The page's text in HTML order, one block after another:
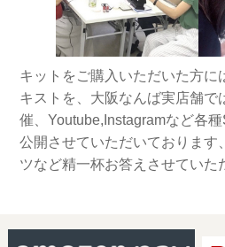
キットをご購入いただいた方に
キストを、大阪なんば実店舗で
催、Youtube,Instagramなど各
公開させていただいております
ツなど精一杯お答えさせていた